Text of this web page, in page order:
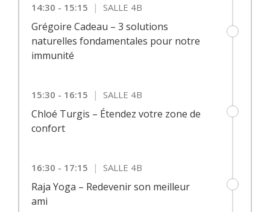
14:30 - 15:15 | SALLE 4B
Grégoire Cadeau – 3 solutions
naturelles fondamentales pour notre
immunité
15:30 - 16:15 | SALLE 4B
Chloé Turgis – Étendez votre zone de
confort
16:30 - 17:15 | SALLE 4B
Raja Yoga – Redevenir son meilleur
ami